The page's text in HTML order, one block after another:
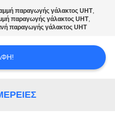
παραγωγής γάλακτος UHT,
παραγωγής γάλακτος UHT,
παραγωγής γάλακτος UHT